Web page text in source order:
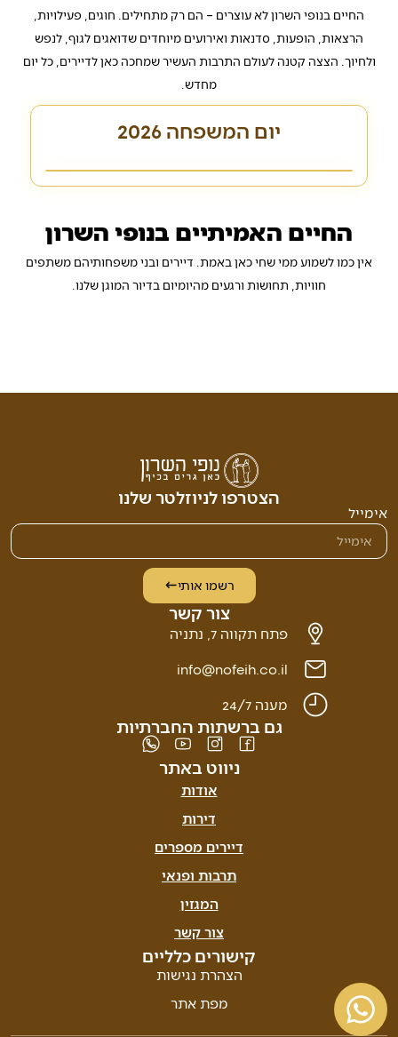
החיים בנופי השרון לא עוצרים – הם רק מתחילים. חוגים, פעילויות,
הרצאות, הופעות, סדנאות ואירועים מיוחדים שדואגים לגוף, לנפש
ולחיוך. הצצה קטנה לעולם התרבות העשיר שמחכה כאן לדיירים, כל יום
מחדש.
יום המשפחה 2026
החיים האמיתיים בנופי השרון
אין כמו לשמוע ממי שחי כאן באמת. דיירים ובני משפחותיהם משתפים
חוויות, תחושות ורגעים מהיומיום בדיור המוגן שלנו.
צור קשר
פתח תקווה 7, נתניה
info@nofeih.co.il
מענה 24/7
גם ברשתות החברתיות
הצטרפו לניוזלטר שלנו
אימייל
רשמו אותי
ניווט באתר
אודות
דירות
דיירים מספרים
תרבות ופנאי
המגזין
צור קשר
קישורים כלליים
הצהרת נגישות
מפת אתר